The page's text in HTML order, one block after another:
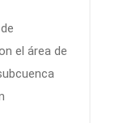
el área de